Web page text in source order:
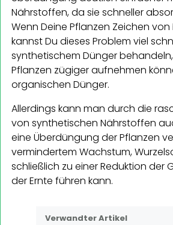
Nährstoffen, da sie schneller
Wenn Deine Pflanzen Zeichen
kannst Du dieses Problem viel
synthetischem Dünger
Pflanzen zügiger aufnehmen
organischen Dünger.
Allerdings kann man durch die
von synthetischen Nährstoffen
eine Überdüngung der Pflanzen
vermindertem Wachstum,
schließlich zu einer Reduktion der
der Ernte führen kann.
Verwandter Artikel